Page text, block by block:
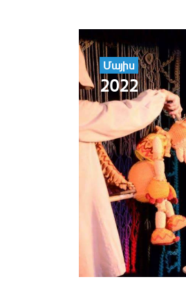
Մայիս
2022